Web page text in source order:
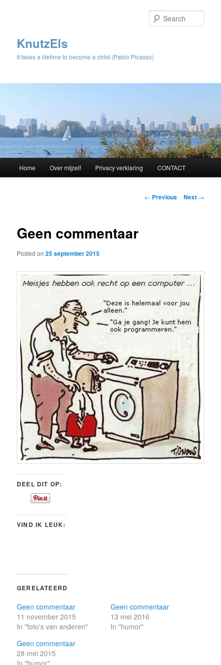
KnutzEls
It takes a lifetime to become a child (Pablo Picasso)
Skip
content
Home Over mijzelf Privacy verklaring CONTACT
Post
← Previous Next →
Geen commentaar
Posted on25 september 2015
DEEL DIT OP:
VIND IK LEUK:
GERELATEERD
Geen commentaar
11 november 2015
In "foto's van anderen"
Geen commentaar
13 mei 2016
In "humor"
Geen commentaar
28 mei 2015
In "humor"